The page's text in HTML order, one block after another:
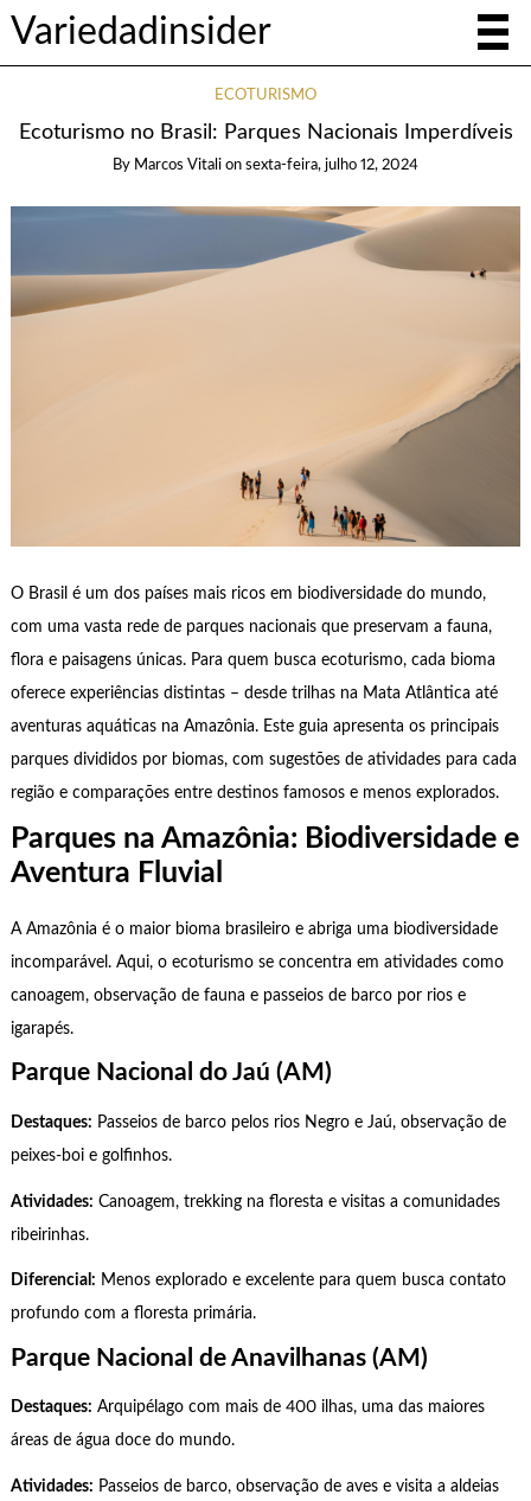
Variedadinsider
ECOTURISMO
Ecoturismo no Brasil: Parques Nacionais Imperdíveis
By Marcos Vitali on sexta-feira, julho 12, 2024
O Brasil é um dos países mais ricos em biodiversidade do mundo,
com uma vasta rede de parques nacionais que preservam a fauna,
flora e paisagens únicas. Para quem busca ecoturismo, cada bioma
oferece experiências distintas – desde trilhas na Mata Atlântica até
aventuras aquáticas na Amazônia. Este guia apresenta os principais
parques divididos por biomas, com sugestões de atividades para cada
região e comparações entre destinos famosos e menos explorados.
Parques na Amazônia: Biodiversidade e
Aventura Fluvial
A Amazônia é o maior bioma brasileiro e abriga uma biodiversidade
incomparável. Aqui, o ecoturismo se concentra em atividades como
canoagem, observação de fauna e passeios de barco por rios e
igarapés.
Parque Nacional do Jaú (AM)
Destaques: Passeios de barco pelos rios Negro e Jaú, observação de
peixes-boi e golfinhos.
Atividades: Canoagem, trekking na floresta e visitas a comunidades
ribeirinhas.
Diferencial: Menos explorado e excelente para quem busca contato
profundo com a floresta primária.
Parque Nacional de Anavilhanas (AM)
Destaques: Arquipélago com mais de 400 ilhas, uma das maiores
áreas de água doce do mundo.
Atividades: Passeios de barco, observação de aves e visita a aldeias